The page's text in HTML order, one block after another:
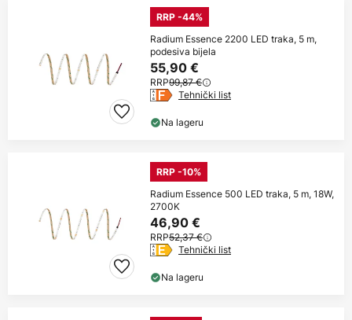
RRP -44%
Radium Essence 2200 LED traka, 5 m,
podesiva bijela
55,90 €
RRP99,87 €
Tehnički list
Na lageru
RRP -10%
Radium Essence 500 LED traka, 5 m, 18W,
2700K
46,90 €
RRP52,37 €
Tehnički list
Na lageru